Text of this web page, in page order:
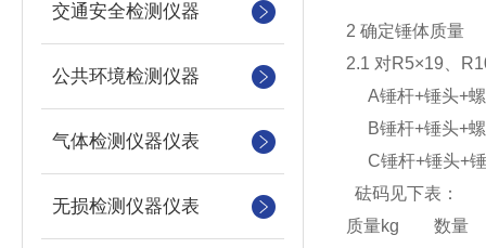
交通安全检测仪器
公共环境检测仪器
气体检测仪器仪表
无损检测仪器仪表
2 确定锤体质量
2.1 对R5×19、
A锤杆+锤头+螺
B锤杆+锤头+螺
C锤杆+锤头+
砝码见下表：
质量kg 数